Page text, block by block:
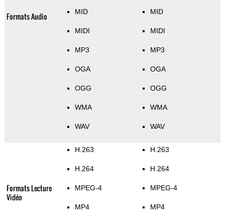
Formats Audio MID
MIDI
MP3
OGA
OGG
WMA
WAV
MID
MIDI
MP3
OGA
OGG
WMA
WAV
Formats Lecture
Vidéo
H.263
H.264
MPEG-4
MP4
H.263
H.264
MPEG-4
MP4